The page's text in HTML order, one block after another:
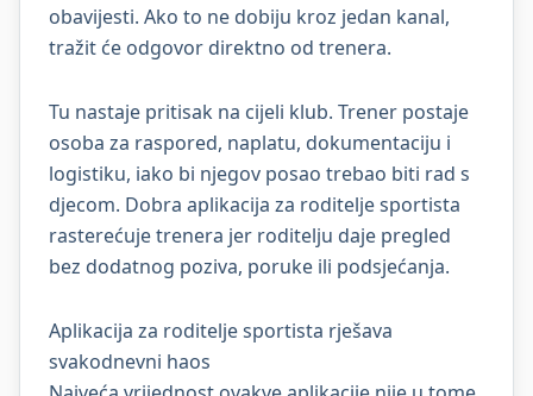
obavijesti. Ako to ne dobiju kroz jedan kanal,
tražit će odgovor direktno od trenera.
Tu nastaje pritisak na cijeli klub. Trener postaje
osoba za raspored, naplatu, dokumentaciju i
logistiku, iako bi njegov posao trebao biti rad s
djecom. Dobra aplikacija za roditelje sportista
rasterećuje trenera jer roditelju daje pregled
bez dodatnog poziva, poruke ili podsjećanja.
Aplikacija za roditelje sportista rješava
svakodnevni haos